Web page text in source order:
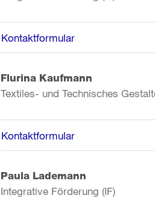
Kontaktformular
Flurina Kaufmann
Textiles- und Technisches
Kontaktformular
Paula Lademann
Integrative Förderung (IF)